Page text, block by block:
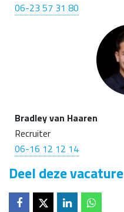
06-23 57 31 80
Bradley van Haaren
Recruiter
06-16 12 12 14
Deel deze vacature
Deel op Deel op Deel op Deel op